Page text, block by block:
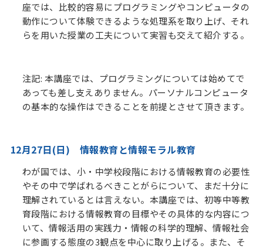
座では、比較的容易にプログラミングやコンピュータの
動作について体験できるような処理系を取り上げ、それ
らを用いた授業の工夫について実習も交えて紹介する。
注記: 本講座では、プログラミングについては始めてで
あっても差し支えありません。パーソナルコンピュータ
の基本的な操作はできることを前提とさせて頂きます。
12月27日(日) 情報教育と情報モラル教育
わが国では、小・中学校段階における情報教育の必要性
やその中で学ばれるべきことがらについて、まだ十分に
理解されているとは言えない。本講座では、初等中等教
育段階における情報教育の目標やその具体的な内容につ
いて、情報活用の実践力・情報の科学的理解、情報社会
に参画する態度の3観点を中心に取り上げる。また、そ